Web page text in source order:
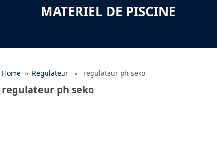
MATERIEL DE PISCINE
Home » Regulateur » regulateur ph seko
regulateur ph seko